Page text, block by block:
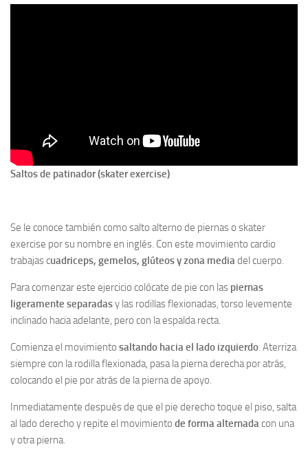
Saltos de patinador (skater exercise)
Se le conoce también como salto alterno de piernas o skater
exercise por su nombre en inglés. Con este movimiento cardio
trabajas cuadriceps, gemelos, glúteos y zona mediadel cuerpo.
Para comenzar este ejercicio colócate de pie con las piernas
ligeramente separadasy las rodillas flexionadas, torso levemente
inclinado hacia adelante, pero con la espalda recta.
Comienza el movimiento saltando hacia el lado izquierdo. Aterriza
siempre con la rodilla flexionada, pasa la pierna derecha por atrás,
colocando el pie por atrás de la pierna de apoyo.
Inmediatamente después de que el pie derecho toque el piso, salta
al lado derecho y repite el movimiento de forma alternadacon una
y otra pierna.